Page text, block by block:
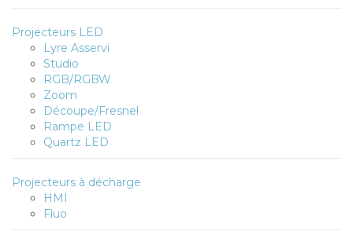
Projecteurs LED
Lyre Asservi
Studio
RGB/RGBW
Zoom
Découpe/Fresnel
Rampe LED
Quartz LED
Projecteurs à décharge
HMI
Fluo